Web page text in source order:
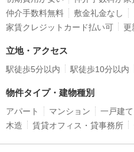
仲介手数料無料
敷金礼金なし
家賃クレジットカード払い可
更
立地・アクセス
駅徒歩5分以内 駅徒歩10分以内
物件タイプ・建物種別
アパート マンション 一戸建て
木造
賃貸オフィス・貸事務所